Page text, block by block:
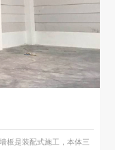
是装配式施工，本体三